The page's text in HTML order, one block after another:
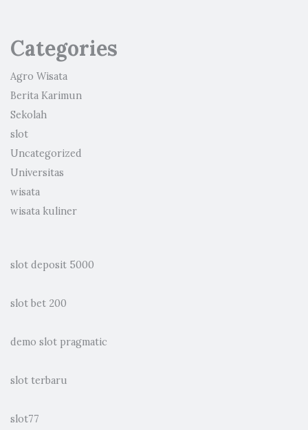
Categories
Agro Wisata
Berita Karimun
Sekolah
slot
Uncategorized
Universitas
wisata
wisata kuliner
slot deposit 5000
slot bet 200
demo slot pragmatic
slot terbaru
slot77